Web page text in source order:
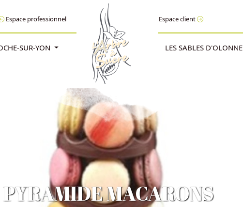
Espace professionnel Espace client
SUR-YON LES SABLES D'OLONNE
PYRAMIDE MACARONS